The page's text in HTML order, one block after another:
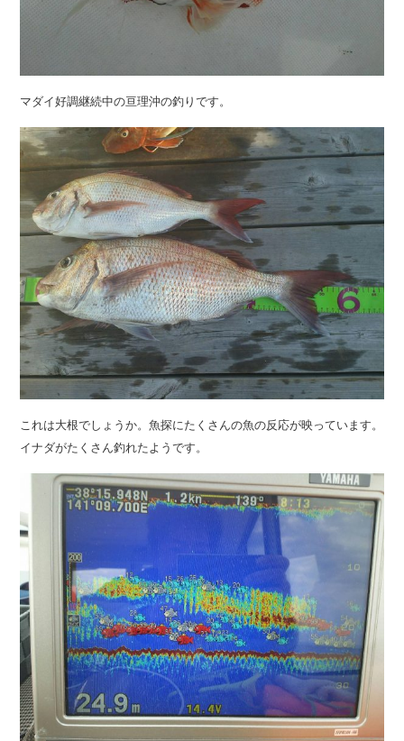
マダイ好調継続中の亘理沖の釣りです。
これは大根でしょうか。魚探にたくさんの魚の反応が映っています。
イナダがたくさん釣れたようです。